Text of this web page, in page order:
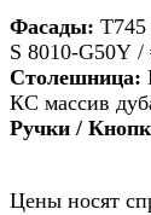
Фасады: Т745
S 8010-G50Y /
Столешница:
КС массив
Ручки /
Цены носят